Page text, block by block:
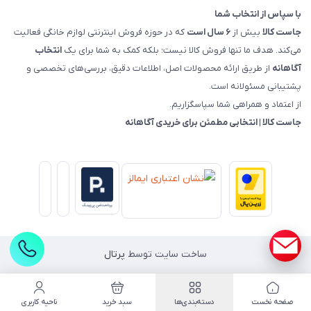
با سپاس از انتخاب شما
جاست کالا بیش از ۶ سال است
که در حوزه فروش اینترنتی لوازم خانگی فعالیت
می‌کند. هدف ما تنها فروش کالا نیست؛ بلکه کمک به شما برای یک انتخاب
آگاهانه از طریق ارائه محصولات اصل، اطلاعات دقیق، بررسی‌های تخصصی و
پشتیبانی مسئولانه است.
از اعتماد و همراهی شما سپاسگزاریم.
جاست کالا | انتخابی مطمئن برای خریدی آگاهانه
ساخت سایت توسط پرتال
صفحه نخست دسته‌بندی‌ها سبد خرید ناحیه کاربری